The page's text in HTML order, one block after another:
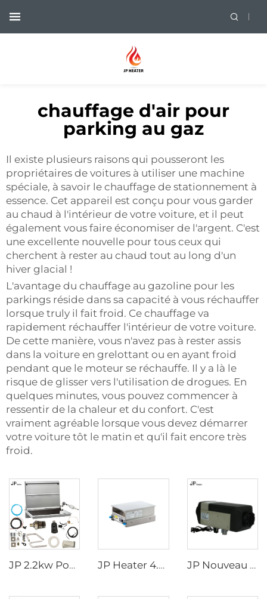
chauffage d'air pour
parking au gaz
Il existe plusieurs raisons qui pousseront les
propriétaires de voitures à utiliser une machine
spéciale, à savoir le chauffage de stationnement à
essence. Cet appareil est conçu pour vous garder
au chaud à l'intérieur de votre voiture, et il peut
également vous faire économiser de l'argent. C'est
une excellente nouvelle pour tous ceux qui
cherchent à rester au chaud tout au long d'un
hiver glacial !
L'avantage du chauffage au gazoline pour les
parkings réside dans sa capacité à vous réchauffer
lorsque truly il fait froid. Ce chauffage va
rapidement réchauffer l'intérieur de votre voiture.
De cette manière, vous n'avez pas à rester assis
dans la voiture en grelottant ou en ayant froid
pendant que le moteur se réchauffe. Il y a là le
risque de glisser vers l'utilisation de drogues. En
quelques minutes, vous pouvez commencer à
ressentir de la chaleur et du confort. C'est
vraiment agréable lorsque vous devez démarrer
votre voiture tôt le matin et qu'il fait encore très
froid.
JP 2.2kw Poêle au diesel Cuisinière et chauffage air combiné pour motorhome similaire à Wallas pour caravane bateau JP Heater 4.5KW Poêle au diesel 12V Cuisinière pour camping-car avec plaque amovible pour cuisinière RV JP Nouveau Airdronic 2KW 12V 24V Chauffage stationnaire air pour bateaux Camping-cars VR Caravanes Vans Camions Similaire à Webasto